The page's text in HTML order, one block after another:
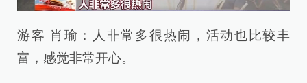
游客 肖瑜：人非常多很热闹，活动也比较丰
富，感觉非常开心。